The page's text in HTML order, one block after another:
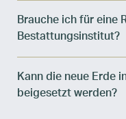
Brauche ich für eine
Bestattungsinstitut?
Kann die neue Erde
beigesetzt werden?